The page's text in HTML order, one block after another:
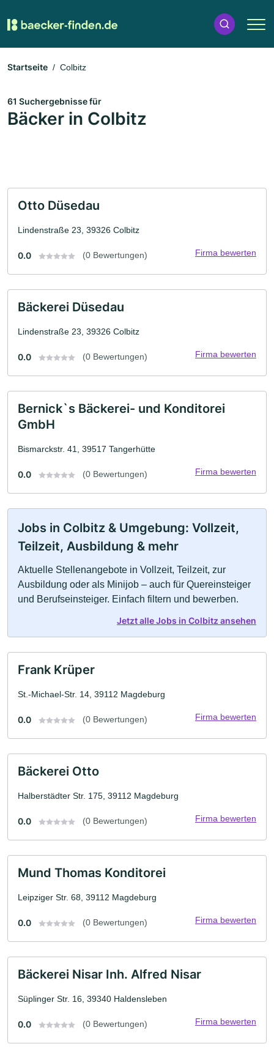
Startseite Colbitz
61 Suchergebnisse für
Bäcker in Colbitz
Otto Düsedau
Lindenstraße 23, 39326 Colbitz
0.0 (0 Bewertungen) Firma bewerten
Bäckerei Düsedau
Lindenstraße 23, 39326 Colbitz
0.0 (0 Bewertungen) Firma bewerten
Bernick`s Bäckerei- und Konditorei
GmbH
Bismarckstr. 41, 39517 Tangerhütte
0.0 (0 Bewertungen) Firma bewerten
Jobs in Colbitz & Umgebung: Vollzeit,
Teilzeit, Ausbildung & mehr
Aktuelle Stellenangebote in Vollzeit, Teilzeit, zur
Ausbildung oder als Minijob – auch für Quereinsteiger
und Berufseinsteiger. Einfach filtern und bewerben.
Jetzt alle Jobs in Colbitz ansehen
Frank Krüper
St.-Michael-Str. 14, 39112 Magdeburg
0.0 (0 Bewertungen) Firma bewerten
Bäckerei Otto
Halberstädter Str. 175, 39112 Magdeburg
0.0 (0 Bewertungen) Firma bewerten
Mund Thomas Konditorei
Leipziger Str. 68, 39112 Magdeburg
0.0 (0 Bewertungen) Firma bewerten
Bäckerei Nisar Inh. Alfred Nisar
Süplinger Str. 16, 39340 Haldensleben
0.0 (0 Bewertungen) Firma bewerten